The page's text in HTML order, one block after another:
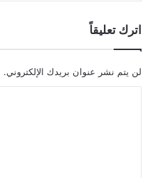
اترك تعليقاً
لن يتم نشر عنوان بريدك الإلكتروني.